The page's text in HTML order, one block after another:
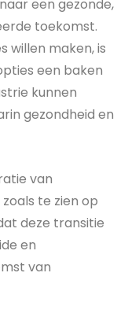
een gezonde,
toekomst.
willen maken, is
een baken
kunnen
gezondheid en
van
te zien op
deze transitie
en
van